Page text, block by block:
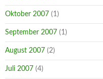
Oktober 2007 (1)
September 2007 (1)
August 2007 (2)
Juli 2007 (4)